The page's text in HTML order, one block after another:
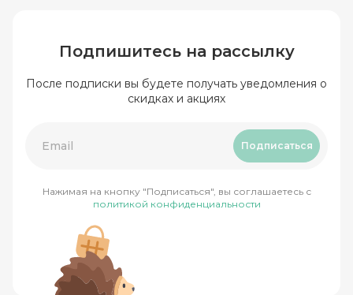
Подпишитесь на рассылку
После подписки вы будете получать уведомления о
скидках и акциях
Подписаться
Нажимая на кнопку "Подписаться", вы соглашаетесь с
политикой конфиденциальности